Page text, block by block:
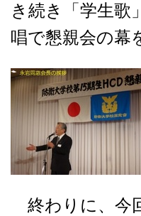
き続き「学生歌
唱で懇親会の幕
終わりに、今